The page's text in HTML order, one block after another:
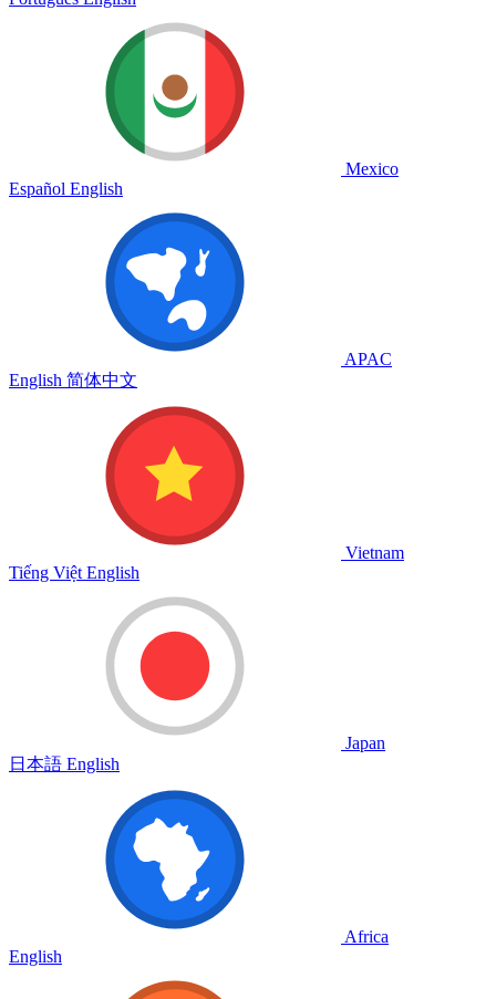
Mexico
Español English
APAC
English 简体中文
Vietnam
Tiếng Việt English
Japan
日本語 English
Africa
English